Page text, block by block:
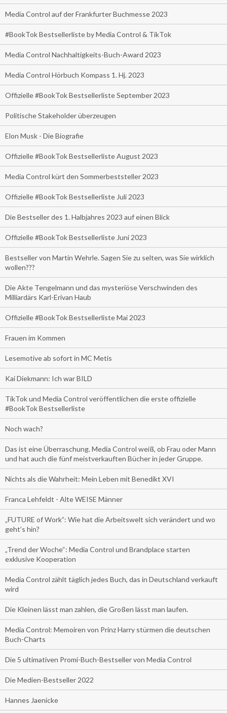
Media Control auf der Frankfurter Buchmesse 2023
#BookTok Bestsellerliste by Media Control & TikTok
Media Control Nachhaltigkeits-Buch-Award 2023
Media Control Hörbuch Kompass 1. Hj. 2023
Offizielle #BookTok Bestsellerliste September 2023
Politische Stakeholder überzeugen
Elon Musk - Die Biografie
Offizielle #BookTok Bestsellerliste August 2023
Media Control kürt den Sommerbeststeller 2023
Offizielle #BookTok Bestsellerliste Juli 2023
Die Bestseller des 1. Halbjahres 2023 auf einen Blick
Offizielle #BookTok Bestsellerliste Juni 2023
Bestseller von Martin Wehrle. Sagen Sie zu selten, was Sie wirklich
wollen???
Die Akte Tengelmann und das mysteriöse Verschwinden des
Milliardärs Karl-Erivan Haub
Offizielle #BookTok Bestsellerliste Mai 2023
Frauen im Kommen
Lesemotive ab sofort in MC Metis
Kai Diekmann: Ich war BILD
TikTok und Media Control veröffentlichen die erste offizielle
#BookTok Bestsellerliste
Noch wach?
Das ist eine Überraschung. Media Control weiß, ob Frau oder Mann
und hat auch die fünf meistverkauften Bücher in jeder Gruppe.
Nichts als die Wahrheit: Mein Leben mit Benedikt XVI
Franca Lehfeldt - Alte WEISE Männer
„FUTURE of Work”: Wie hat die Arbeitswelt sich verändert und wo
geht’s hin?
„Trend der Woche“: Media Control und Brandplace starten
exklusive Kooperation
Media Control zählt täglich jedes Buch, das in Deutschland verkauft
wird
Die Kleinen lässt man zahlen, die Großen lässt man laufen.
Media Control: Memoiren von Prinz Harry stürmen die deutschen
Buch-Charts
Die 5 ultimativen Promi-Buch-Bestseller von Media Control
Die Medien-Bestseller 2022
Hannes Jaenicke